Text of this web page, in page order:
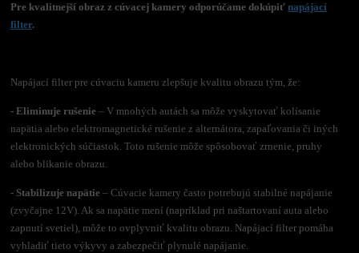
Pre kvalitnejší obraz z cúvacej kamery odporúčame dokúpiťnapájací
filter.
Napájací filter pre cúvaciu kameru zlepšuje kvalitu obrazu tým, že:
- Eliminuje rušenie – V mnohých autách sa môže vyskytovať kolísanie
napätia alebo elektromagnetické rušenie z alternátora, zapaľovania či iných
elektronických súčiastok. Toto rušenie môže spôsobovať zrnenie, pruhy
alebo blikanie obrazu.
- Stabilizuje napätie – Cúvacie kamery často potrebujú stabilné napájanie
(zvyčajne 12V). Ak sa napätie mení (napríklad pri naštartovaní auta alebo
zapnutí svetiel), môže to ovplyvniť kvalitu obrazu. Napájací filter pomáha
vyhladiť tieto výkyvy a zabezpečiť plynulé napájanie.